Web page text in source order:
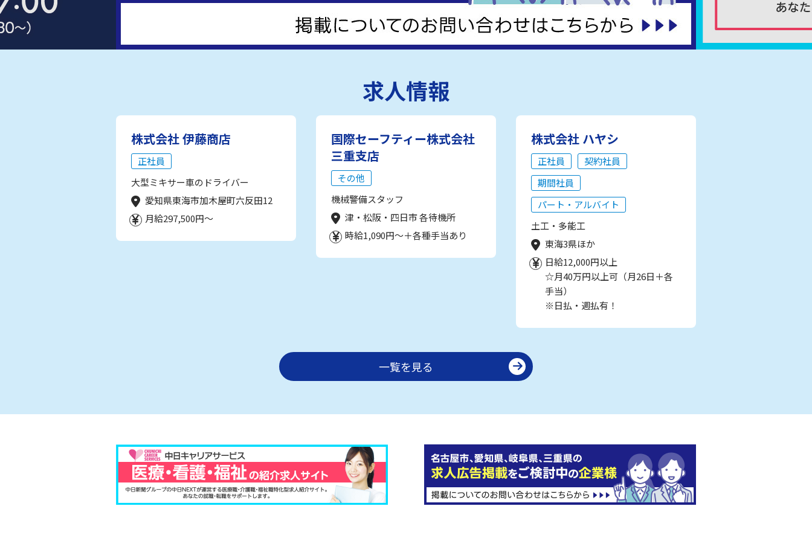
求人情報
株式会社 伊藤商店
正社員
大型ミキサー車のドライバー
愛知県東海市加木屋町六反田12
月給297,500円～
国際セーフティー株式会社
三重支店
その他
機械警備スタッフ
津・松阪・四日市 各待機所
時給1,090円～＋各種手当あり
株式会社 ハヤシ
正社員
契約社員
期間社員
パート・アルバイト
土工・多能工
東海3県ほか
日給12,000円以上
☆月40万円以上可（月26日＋各
手当）
※日払・週払有！
一覧を見る